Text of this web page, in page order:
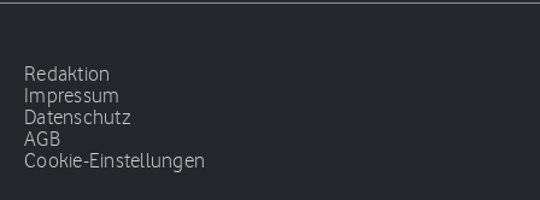
Redaktion
Impressum
Datenschutz
AGB
Cookie-Einstellungen